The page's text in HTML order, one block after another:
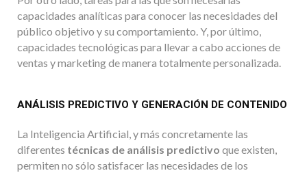
capacidades analíticas para conocer las necesidades del
público objetivo y su comportamiento. Y, por último,
capacidades tecnológicas para llevar a cabo acciones de
ventas y marketing de manera totalmente personalizada.
ANÁLISIS PREDICTIVO Y GENERACIÓN DE CONTENIDO
La Inteligencia Artificial, y más concretamente las
diferentes técnicas de análisis predictivo que existen,
permiten no sólo satisfacer las necesidades de los